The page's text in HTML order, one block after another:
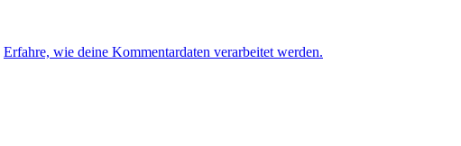
Erfahre, wie deine Kommentardaten verarbeitet werden.